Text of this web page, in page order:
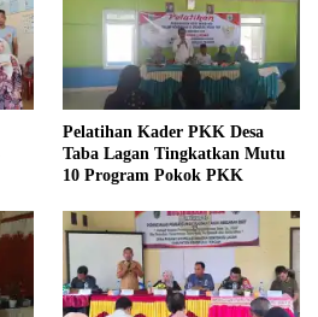
Pelatihan Kader PKK Desa
Taba Lagan Tingkatkan Mutu
10 Program Pokok PKK